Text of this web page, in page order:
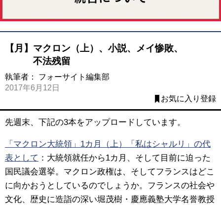
【月】マクロン（上）、小説、メイ惨敗、
不法残留
執筆者： フォーサイト編集部
2017年6月12日
お気に入り登録
先週末、下記の3本をアップロードしています。
「マクロン大統領」1カ月（上）「私はシャルリ」の代
表として ： 大統領就任から1カ月、そして目前に迫った
国民議会選挙。マクロン政権は、そしてフランスはどこ
に向かおうとしているのでしょうか。フランスの社会や
文化、歴史に造詣の深い堀茂樹・慶應義塾大学名誉教授